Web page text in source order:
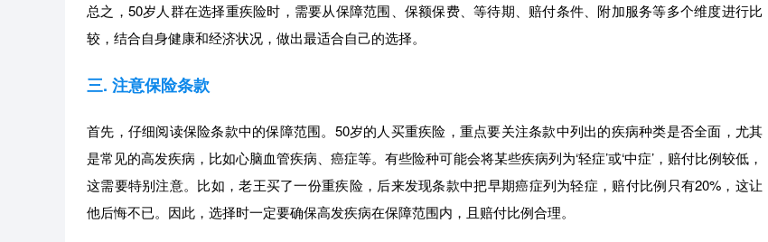
总之，50岁人群在选择重疾险时，需要从保障范围、保额保费、等待期、赔付条件、附加服务等多个维度进行比
较，结合自身健康和经济状况，做出最适合自己的选择。
三. 注意保险条款
首先，仔细阅读保险条款中的保障范围。50岁的人买重疾险，重点要关注条款中列出的疾病种类是否全面，尤其
是常见的高发疾病，比如心脑血管疾病、癌症等。有些险种可能会将某些疾病列为‘轻症’或‘中症’，赔付比例较低，
这需要特别注意。比如，老王买了一份重疾险，后来发现条款中把早期癌症列为轻症，赔付比例只有20%，这让
他后悔不已。因此，选择时一定要确保高发疾病在保障范围内，且赔付比例合理。